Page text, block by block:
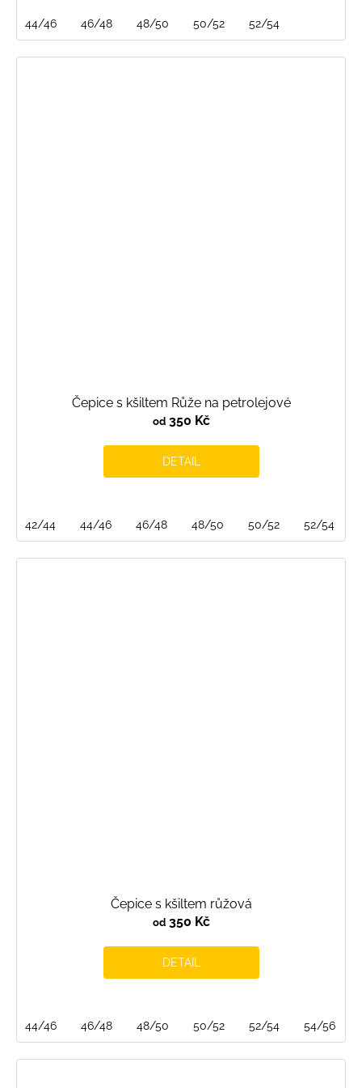
44/46 46/48 48/50 50/52 52/54
Čepice s kšiltem Růže na petrolejové
od350 Kč
DETAIL
42/44 44/46 46/48 48/50 50/52 52/54
Čepice s kšiltem růžová
od350 Kč
DETAIL
44/46 46/48 48/50 50/52 52/54 54/56